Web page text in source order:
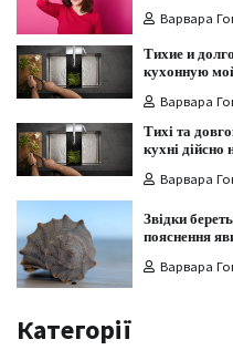
Варвара
Тихие и
кухонную
Варвара
Тихі та
кухні дійсно
Варвара
Звідки
пояснення
Варвара
Категорії